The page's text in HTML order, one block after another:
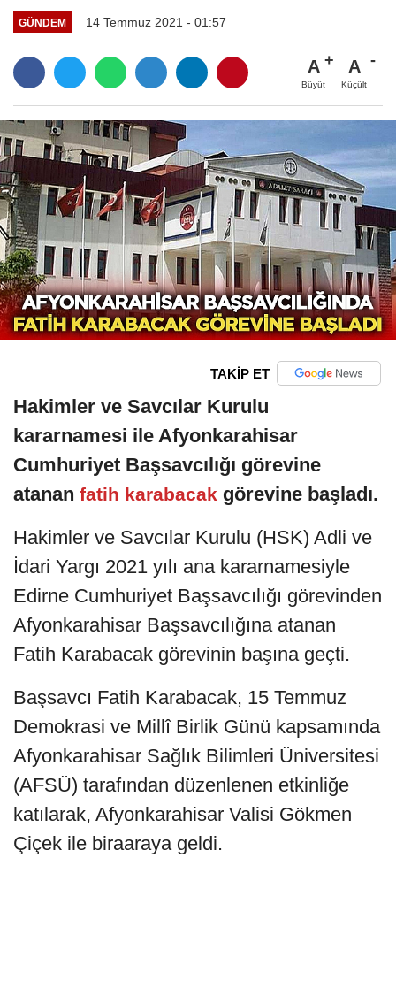
GÜNDEM 14 Temmuz 2021 - 01:57
A
Büyüt
A
Küçült
TAKİP ET
Hakimler ve Savcılar Kurulu
kararnamesi ile Afyonkarahisar
Cumhuriyet Başsavcılığı görevine
atanan fatih karabacak görevine başladı.
Hakimler ve Savcılar Kurulu (HSK) Adli ve
İdari Yargı 2021 yılı ana kararnamesiyle
Edirne Cumhuriyet Başsavcılığı görevinden
Afyonkarahisar Başsavcılığına atanan
Fatih Karabacak görevinin başına geçti.
Başsavcı Fatih Karabacak, 15 Temmuz
Demokrasi ve Millî Birlik Günü kapsamında
Afyonkarahisar Sağlık Bilimleri Üniversitesi
(AFSÜ) tarafından düzenlenen etkinliğe
katılarak, Afyonkarahisar Valisi Gökmen
Çiçek ile biraaraya geldi.